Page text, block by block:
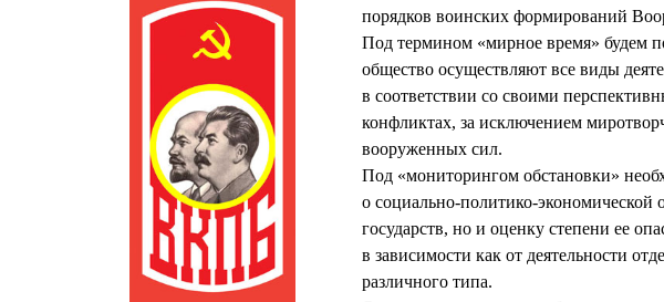
порядков воинских формирований
Под термином «мирное время» будем
общество осуществляют все виды
в соответствии со своими
конфликтах, за исключением
вооруженных сил.
Под «мониторингом обстановки»
о социально-политико-
государств, но и оценку степени ее
в зависимости как от деятельности
различного типа.